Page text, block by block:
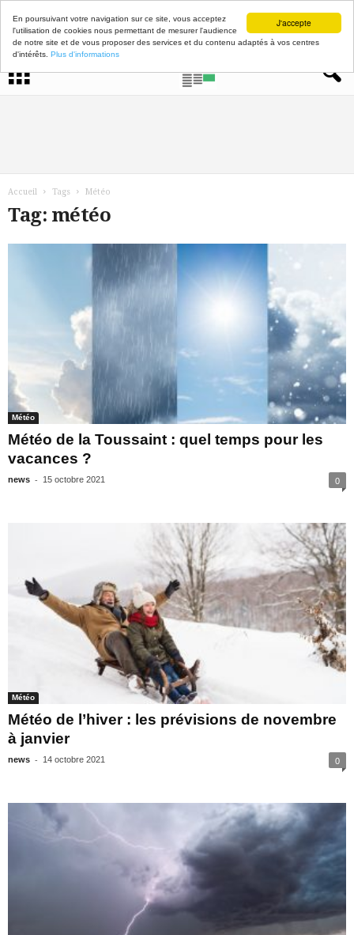
J'accepte
En poursuivant votre navigation sur ce site, vous acceptez
l'utilisation de cookies nous permettant de mesurer l'audience
de notre site et de vous proposer des services et du contenu adaptés à vos centres
d'intérêts. Plus d'informations
Accueil Tags Météo
Tag: météo
Météo
Météo de la Toussaint : quel temps pour les
vacances ?
news - 15 octobre 2021 0
Météo
Météo de l’hiver : les prévisions de novembre
à janvier
news - 14 octobre 2021 0